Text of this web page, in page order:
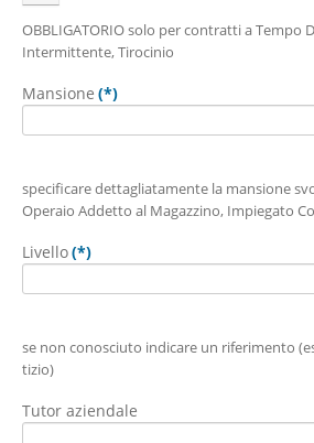
OBBLIGATORIO solo per contratti a Tempo
Intermittente, Tirocinio
Mansione (*)
specificare dettagliatamente la mansione
Operaio Addetto al Magazzino, Impiegato
Livello(*)
se non conosciuto indicare un riferimento
tizio)
Tutor aziendale